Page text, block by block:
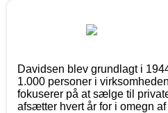
Davidsen blev grundlagt i
1.000 personer i
fokuserer på at sælge til
afsætter hvert år for i omegn